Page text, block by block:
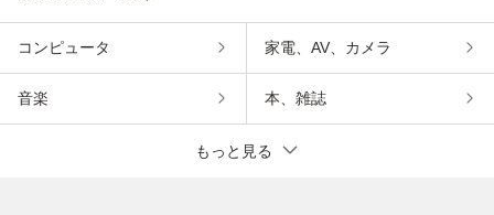
コンピュータ 家電、AV、カメラ
音楽 本、雑誌
もっと見る